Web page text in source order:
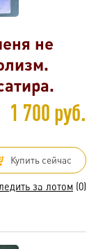
не
1 700 руб.
Купить сейчас
за лотом (0)